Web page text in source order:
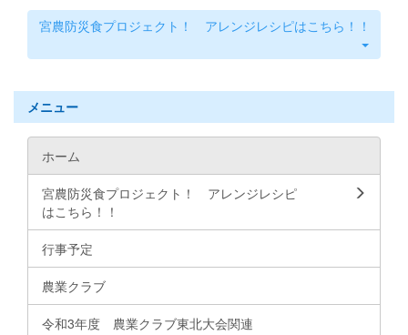
宮農防災食プロジェクト！ アレンジレシピはこちら！！
メニュー
ホーム
宮農防災食プロジェクト！ アレンジレシピ
はこちら！！
行事予定
農業クラブ
令和3年度 農業クラブ東北大会関連